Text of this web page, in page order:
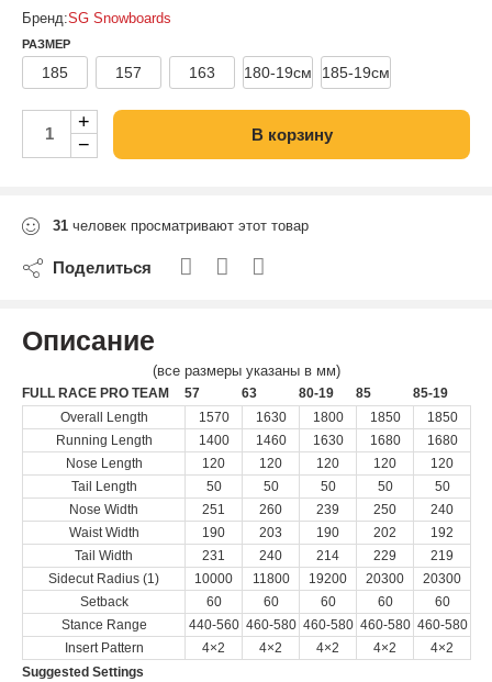
Бренд:SG Snowboards
РАЗМЕР
185 157 163 180-19см 185-19см
+
−
В корзину
31 человек просматривают этот товар
Поделиться
Описание
(все размеры указаны в мм)
FULL RACE PRO TEAM 57 63 80-19 85
85-19
Overall Length
1570 1630 1800 1850
1850
Running Length
1400 1460 1630 1680
1680
Nose Length
120 120 120 120
120
Tail Length
50 50 50 50
50
Nose Width
251 260 239 250
240
Waist Width
190 203 190 202
192
Tail Width
231 240 214 229
219
Sidecut Radius (1)
10000 11800 19200 20300
20300
Setback
60 60 60 60
60
Stance Range
440-560 460-580 460-580 460-580 460-580
Insert Pattern
4×2 4×2 4×2 4×2
4×2
Suggested Settings